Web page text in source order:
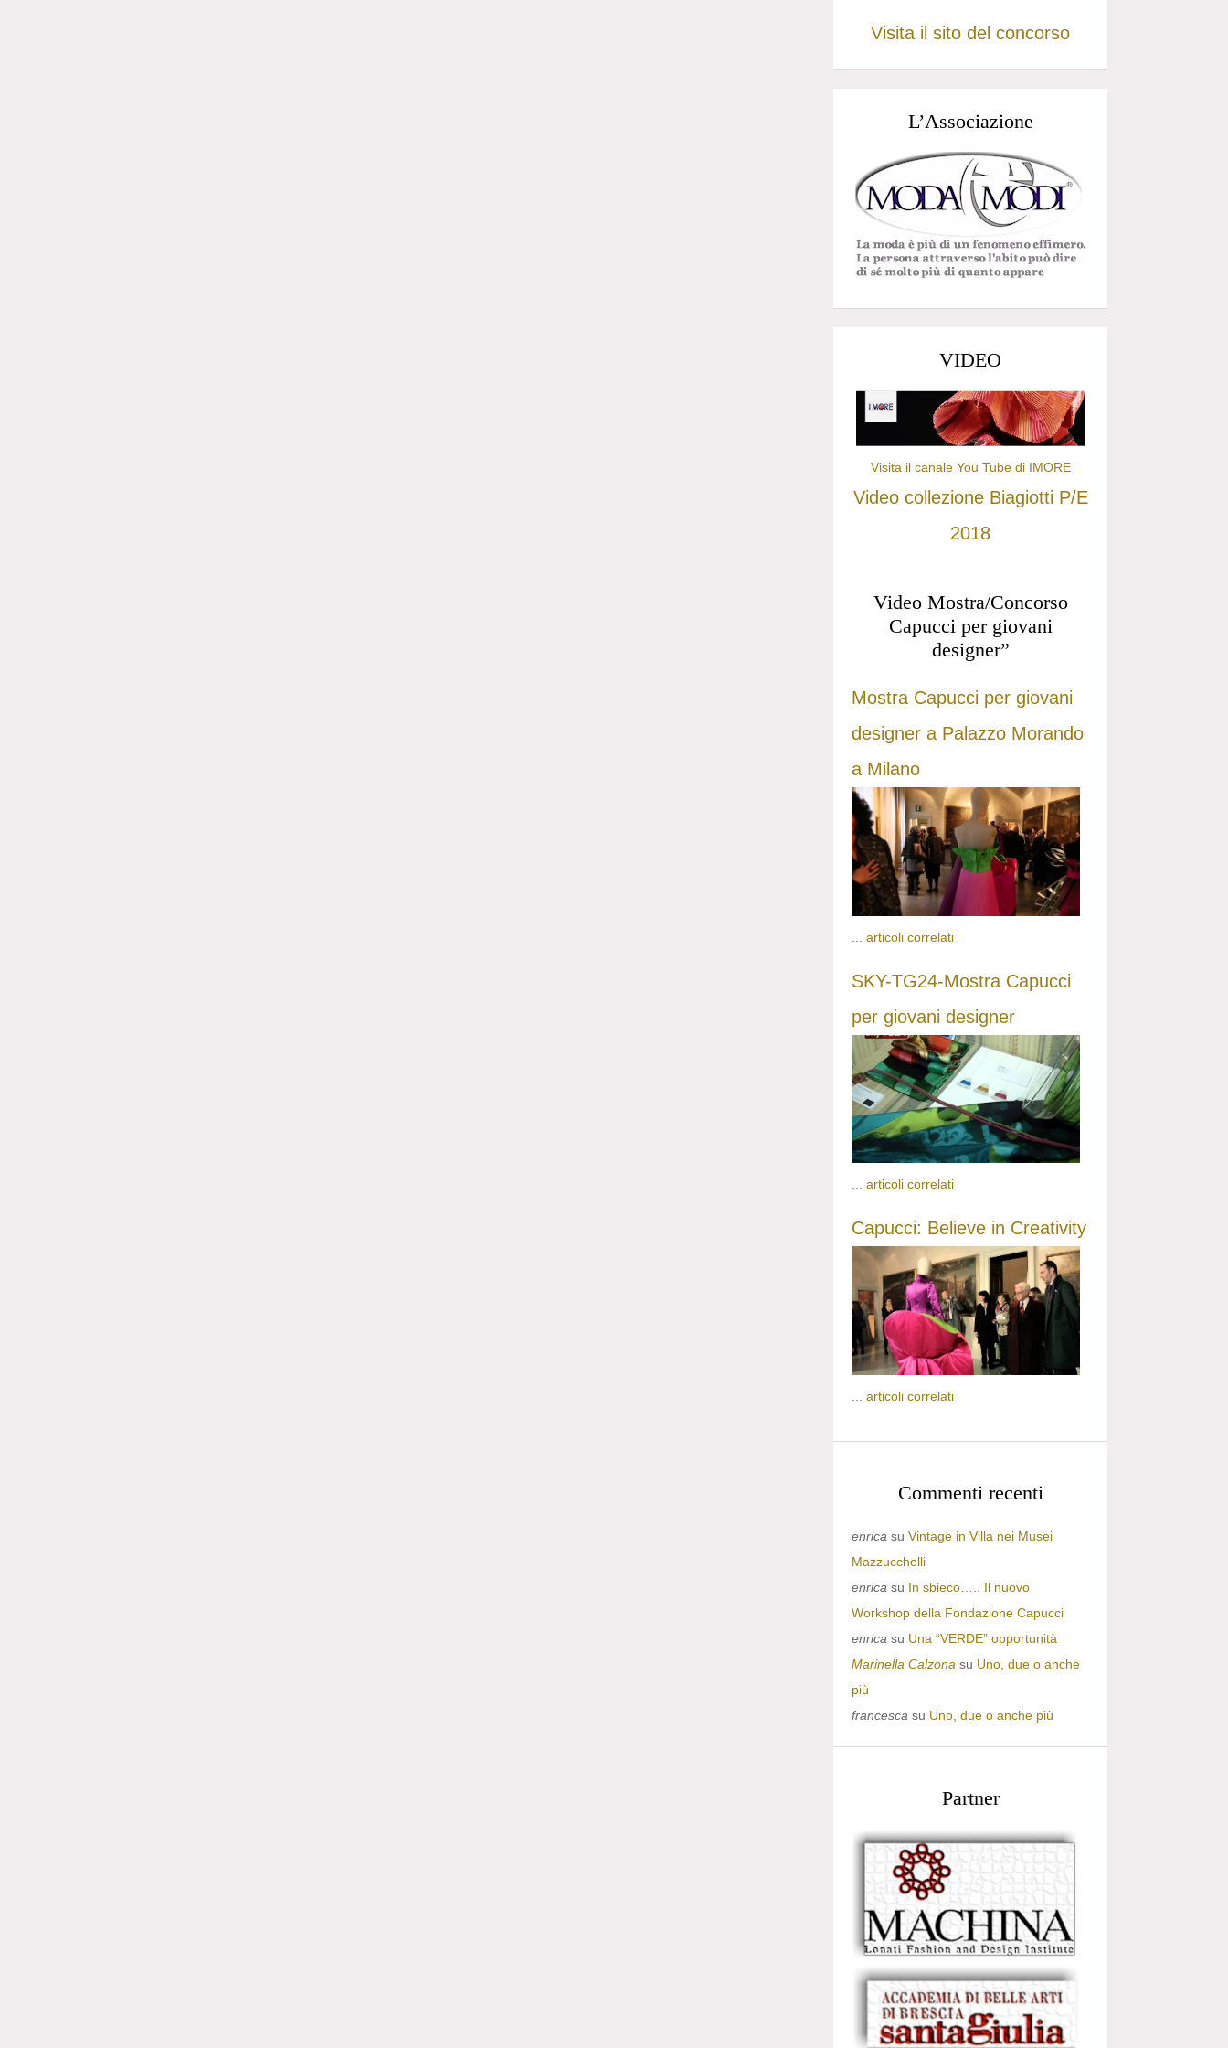
Visita il sito del concorso
L’Associazione
VIDEO
Visita il canale You Tube di IMORE
Video collezione Biagiotti P/E
2018
Video Mostra/Concorso
Capucci per giovani
designer”
Mostra Capucci per giovani
designer a Palazzo Morando
a Milano
articoli correlati
SKY-TG24-Mostra Capucci
per giovani designer
... articoli correlati
Capucci: Believe in Creativity
articoli correlati
Commenti recenti
enrica su Vintage in Villa nei Musei
Mazzucchelli
enrica su In sbieco….. Il nuovo
Workshop della Fondazione Capucci
enrica su Una “VERDE” opportunità
Marinella Calzona su Uno, due o anche
più
francesca su Uno, due o anche più
Partner